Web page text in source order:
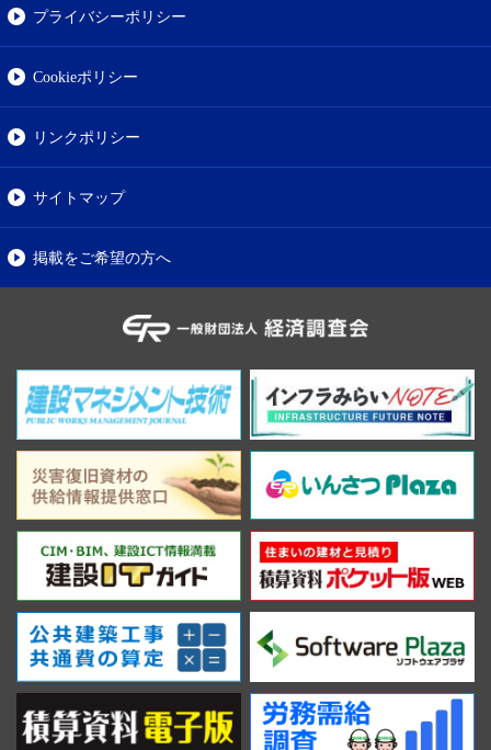
プライバシーポリシー
Cookieポリシー
リンクポリシー
サイトマップ
掲載をご希望の方へ